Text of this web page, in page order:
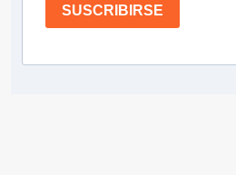
SUSCRIBIRSE